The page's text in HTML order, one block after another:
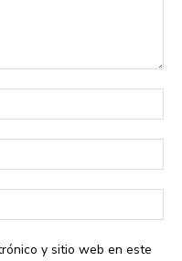
y sitio web en este